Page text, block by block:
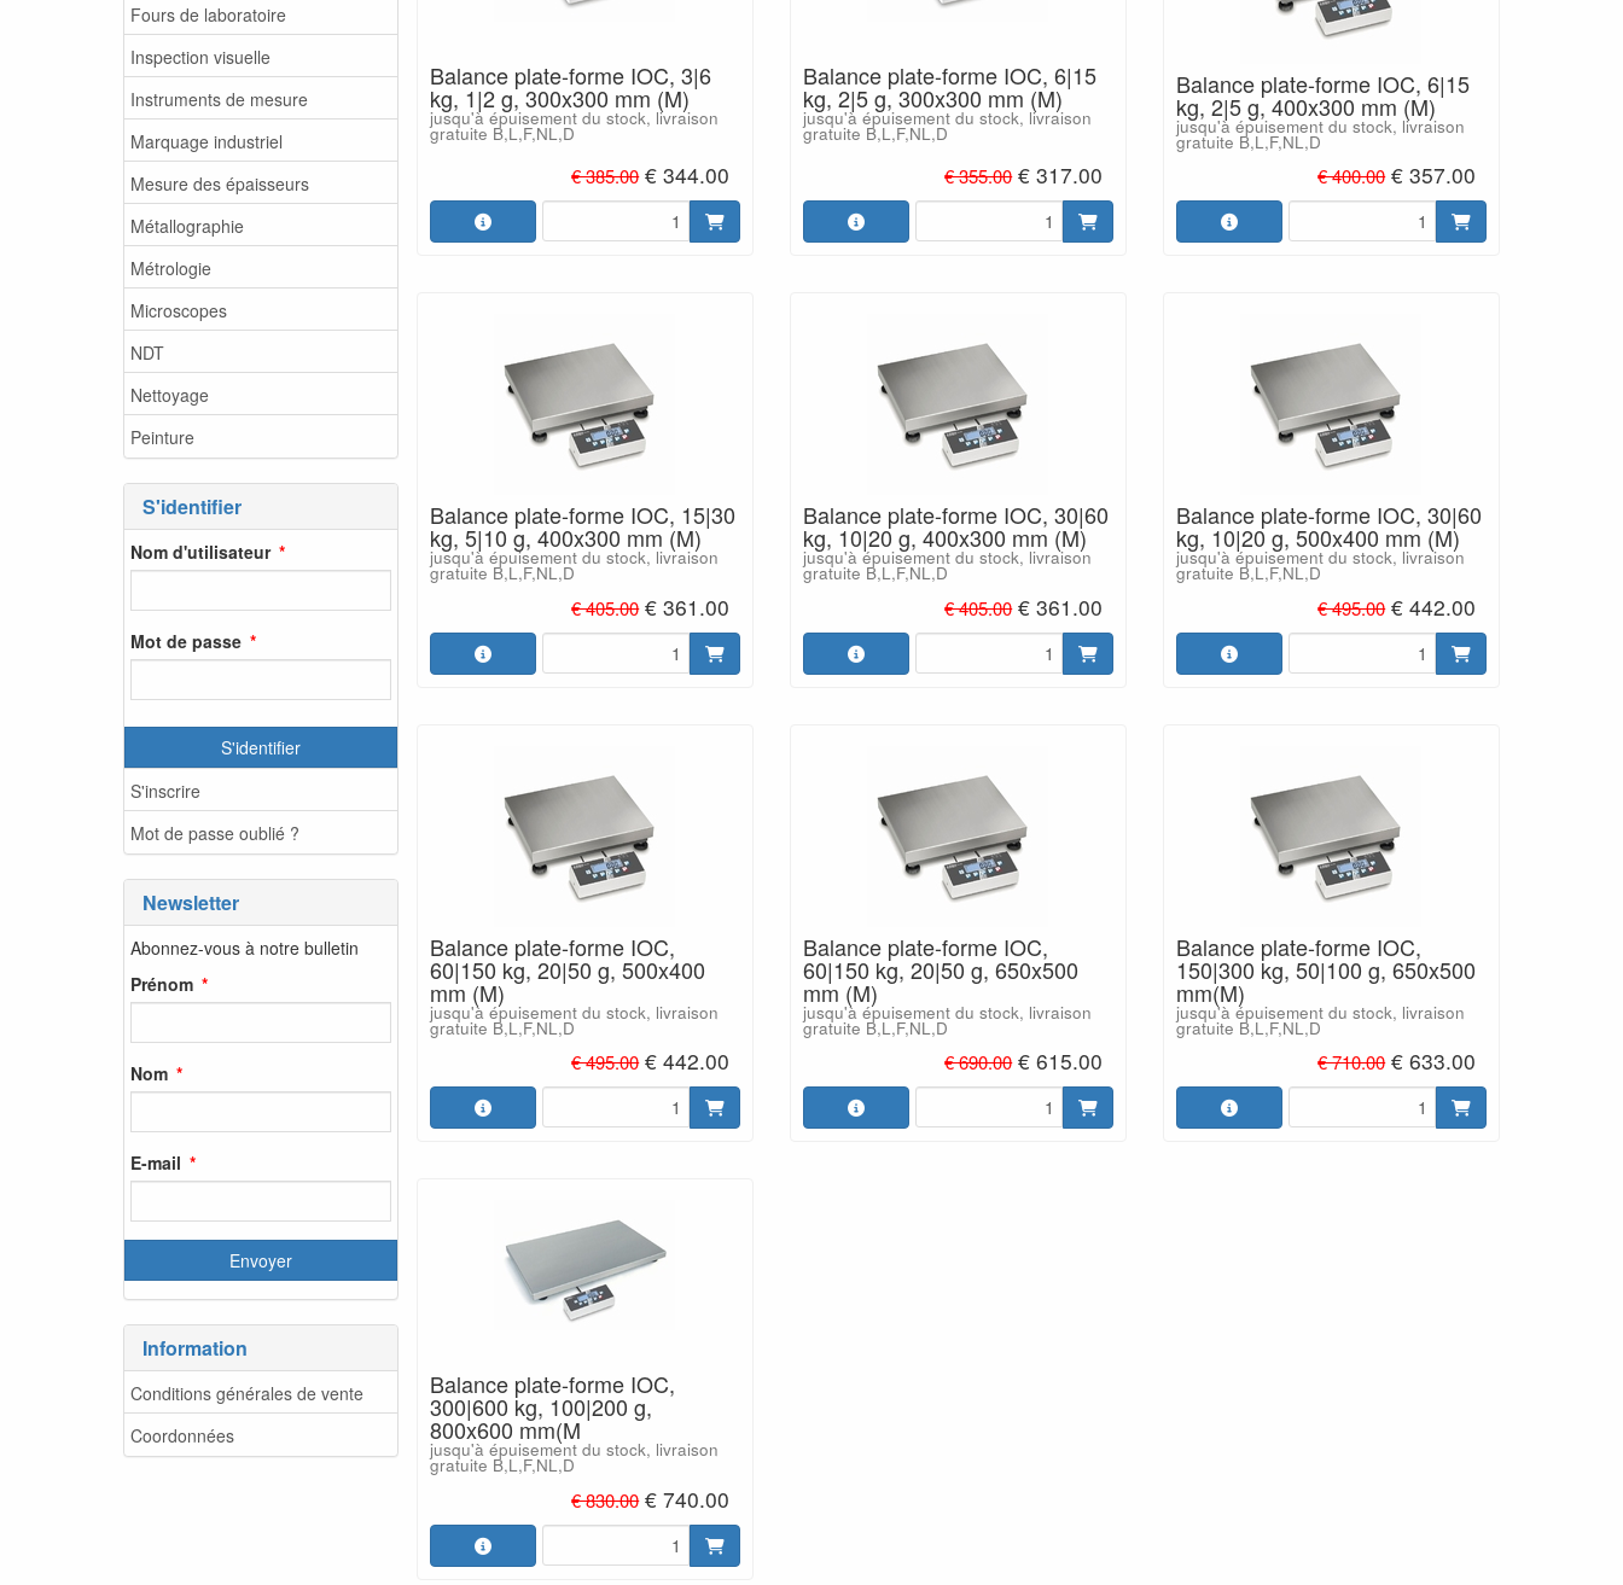
Fours de laboratoire
Inspection visuelle
Instruments de mesure
Marquage industriel
Mesure des épaisseurs
Métallographie
Métrologie
Microscopes
NDT
Nettoyage
Peinture
S'identifier
Nom d'utilisateur
Mot de passe
S'identifier
S'inscrire
Mot de passe oublié ?
Newsletter
Abonnez-vous à notre bulletin
Prénom
Nom
E-mail
Information
Conditions générales de vente
Coordonnées
Balance plate-forme IOC, 3|6
kg, 1|2 g, 300x300 mm (M)
jusqu'à épuisement du stock, livraison
gratuite B,L,F,NL,D
€ 385.00 € 344.00
Balance plate-forme IOC, 6|15
kg, 2|5 g, 300x300 mm (M)
jusqu'à épuisement du stock, livraison
gratuite B,L,F,NL,D
€ 355.00 € 317.00
Balance plate-forme IOC, 6|15
kg, 2|5 g, 400x300 mm (M)
jusqu'à épuisement du stock, livraison
gratuite B,L,F,NL,D
€ 400.00 € 357.00
Balance plate-forme IOC, 15|30
kg, 5|10 g, 400x300 mm (M)
jusqu'à épuisement du stock, livraison
gratuite B,L,F,NL,D
€ 405.00 € 361.00
Balance plate-forme IOC, 30|60
kg, 10|20 g, 400x300 mm (M)
jusqu'à épuisement du stock, livraison
gratuite B,L,F,NL,D
€ 405.00 € 361.00
Balance plate-forme IOC, 30|60
kg, 10|20 g, 500x400 mm (M)
jusqu'à épuisement du stock, livraison
gratuite B,L,F,NL,D
€ 495.00 € 442.00
Balance plate-forme IOC,
60|150 kg, 20|50 g, 500x400
mm (M)
jusqu'à épuisement du stock, livraison
gratuite B,L,F,NL,D
€ 495.00 € 442.00
Balance plate-forme IOC,
60|150 kg, 20|50 g, 650x500
mm (M)
jusqu'à épuisement du stock, livraison
gratuite B,L,F,NL,D
€ 690.00 € 615.00
Balance plate-forme IOC,
150|300 kg, 50|100 g, 650x500
mm(M)
jusqu'à épuisement du stock, livraison
gratuite B,L,F,NL,D
€ 710.00 € 633.00
Balance plate-forme IOC,
300|600 kg, 100|200 g,
800x600 mm(M
jusqu'à épuisement du stock, livraison
gratuite B,L,F,NL,D
€ 830.00 € 740.00